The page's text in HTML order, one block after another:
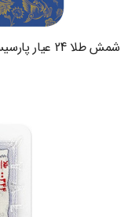
شمش طلا 24 عیار پارسیس مدل GNN-2.5